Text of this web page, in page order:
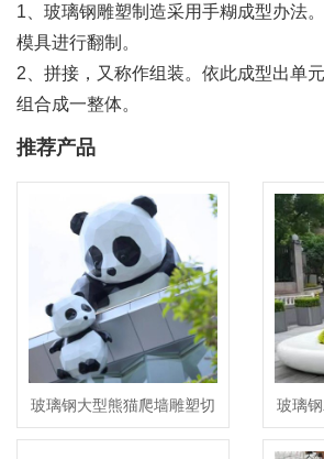
1、玻璃钢雕塑制造采用手糊成型办法
模具进行翻制。
2、拼接，又称作组装。依此成型出单
组合成一整体。
推荐产品
玻璃钢大型熊猫爬墙雕塑切
面景观动物摆件
玻璃